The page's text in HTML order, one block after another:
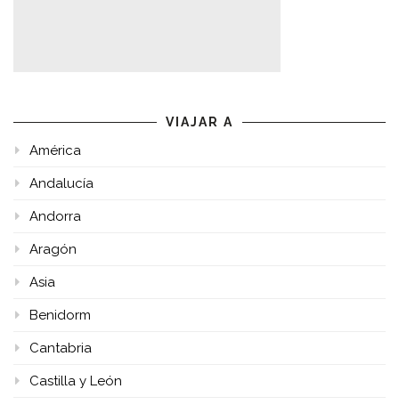
VIAJAR A
América
Andalucía
Andorra
Aragón
Asia
Benidorm
Cantabria
Castilla y León